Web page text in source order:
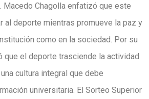
Macedo Chagolla enfatizó que este
al deporte mientras promueve la paz y
como en la sociedad. Por su
que el deporte trasciende la actividad
cultura integral que debe
universitaria. El Sorteo Superior